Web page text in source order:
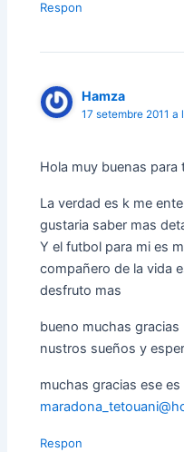
Respon
Hamza
17 setembre 2011 a
Hola muy buenas para
La verdad es k me
gustaria saber mas
Y el futbol para mi es
compañero de la vida
desfruto mas
bueno muchas
nustros sueños y
muchas gracias ese es
Respon